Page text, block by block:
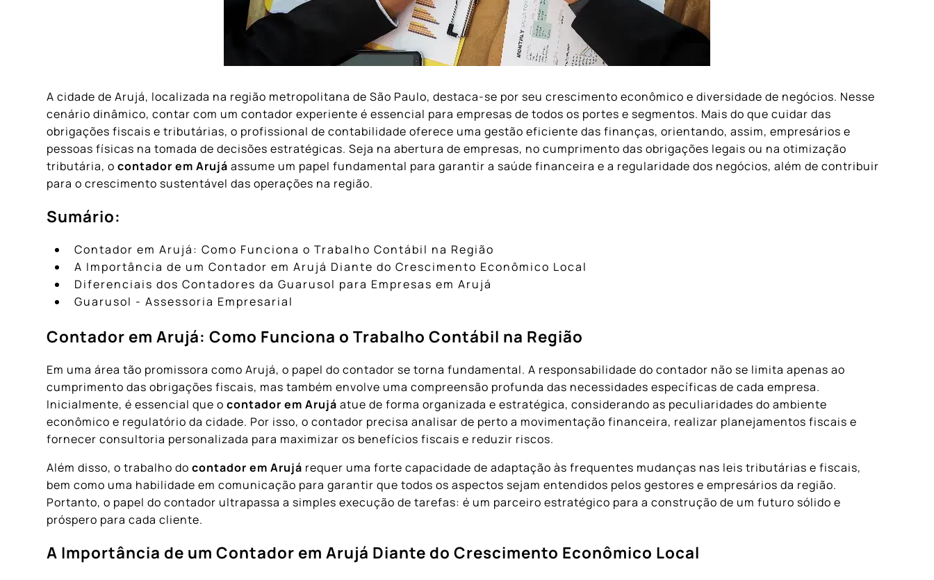
A cidade de Arujá, localizada na região metropolitana de São Paulo, destaca-se por seu crescimento econômico e diversidade de negócios. Nesse
cenário dinâmico, contar com um contador experiente é essencial para empresas de todos os portes e segmentos. Mais do que cuidar das
obrigações fiscais e tributárias, o profissional de contabilidade oferece uma gestão eficiente das finanças, orientando, assim, empresários e
pessoas físicas na tomada de decisões estratégicas. Seja na abertura de empresas, no cumprimento das obrigações legais ou na otimização
tributária, ocontador em Arujá assume um papel fundamental para garantir a saúde financeira e a regularidade dos negócios, além de contribuir
para o crescimento sustentável das operações na região.
Sumário:
Contador em Arujá: Como Funciona o Trabalho Contábil na Região
A Importância de um Contador em Arujá Diante do Crescimento Econômico Local
Diferenciais dos Contadores da Guarusol para Empresas em Arujá
Guarusol - Assessoria Empresarial
Contador em Arujá: Como Funciona o Trabalho Contábil na Região
Em uma área tão promissora como Arujá, o papel do contador se torna fundamental. A responsabilidade do contador não se limita apenas ao
cumprimento das obrigações fiscais, mas também envolve uma compreensão profunda das necessidades específicas de cada empresa.
Inicialmente, é essencial que ocontador em Arujá atue de forma organizada e estratégica, considerando as peculiaridades do ambiente
econômico e regulatório da cidade. Por isso, o contador precisa analisar de perto a movimentação financeira, realizar planejamentos fiscais e
fornecer consultoria personalizada para maximizar os benefícios fiscais e reduzir riscos.
Além disso, o trabalho docontador em Arujá requer uma forte capacidade de adaptação às frequentes mudanças nas leis tributárias e fiscais,
bem como uma habilidade em comunicação para garantir que todos os aspectos sejam entendidos pelos gestores e empresários da região.
Portanto, o papel do contador ultrapassa a simples execução de tarefas: é um parceiro estratégico para a construção de um futuro sólido e
próspero para cada cliente.
A Importância de umContador em Arujá Diante do Crescimento Econômico Local